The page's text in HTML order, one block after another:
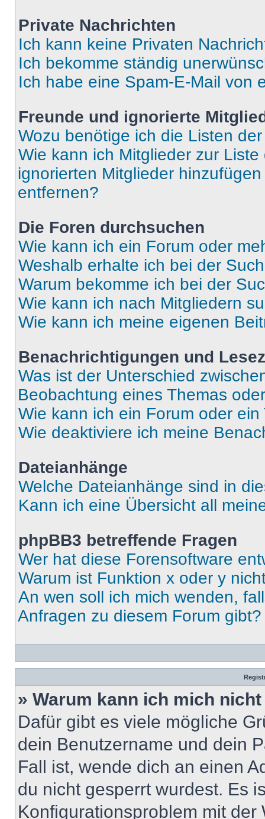
Private Nachrichten
Ich kann keine Privaten
Ich bekomme ständig
Ich habe eine Spam-E-Mail von
Freunde und ignorierte
Wozu benötige ich die Listen
Wie kann ich Mitglieder zur
ignorierten Mitglieder
entfernen?
Die Foren durchsuchen
Wie kann ich ein Forum oder
Weshalb erhalte ich bei der
Warum bekomme ich bei der
Wie kann ich nach Mitgliedern
Wie kann ich meine eigenen
Benachrichtigungen und
Was ist der Unterschied
Beobachtung eines Themas
Wie kann ich ein Forum oder
Wie deaktiviere ich meine
Dateianhänge
Welche Dateianhänge sind in
Kann ich eine Übersicht all
phpBB3 betreffende Fragen
Wer hat diese Forensoftware
Warum ist Funktion x oder y
An wen soll ich mich wenden,
Anfragen zu diesem Forum gibt?
» Warum kann ich mich
Dafür gibt es viele mögliche
dein Benutzername und dein
Fall ist, wende dich an einen
du nicht gesperrt wurdest. Es
Konfigurationsproblem mit